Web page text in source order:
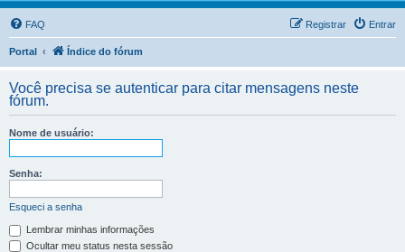
FAQ Entrar
Registrar
Portal Índice do fórum
Você precisa se autenticar para citar mensagens neste
fórum.
Nome de usuário:
Senha:
Esqueci a senha
Lembrar minhas informações
Ocultar meu status nesta sessão